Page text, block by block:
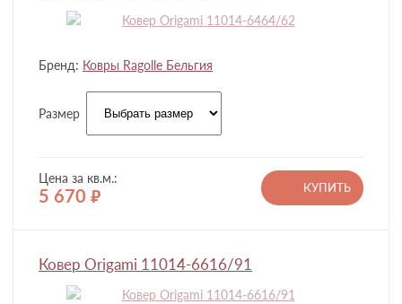
Бренд: Ковры Ragolle Бельгия
Размер
Цена за кв.м.:
5 670 руб.
КУПИТЬ
Ковер Origami 11014-6616/91